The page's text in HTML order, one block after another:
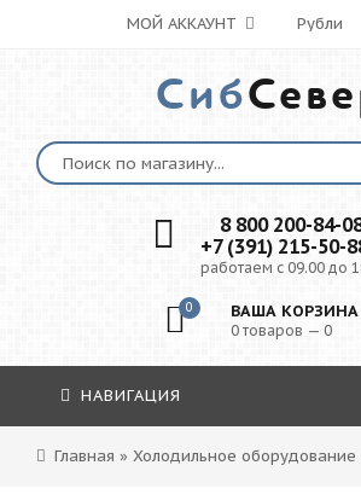
МОЙ АККАУНТ
Сиб
8 800 200-84-
+7 (391) 215-50-
работаем с 09.00 до
0 ВАША КОРЗИНА
0 товаров — 0
НАВИГАЦИЯ
Главная » Холодильное оборудование